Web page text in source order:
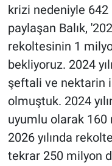
krizi nedeniyle
paylaşan Balık,
rekoltesinin 1
bekliyoruz. 2024
şeftali ve nektarin
olmuştuk. 2024
uyumlu olarak
2026 yılında
tekrar 250 milyon